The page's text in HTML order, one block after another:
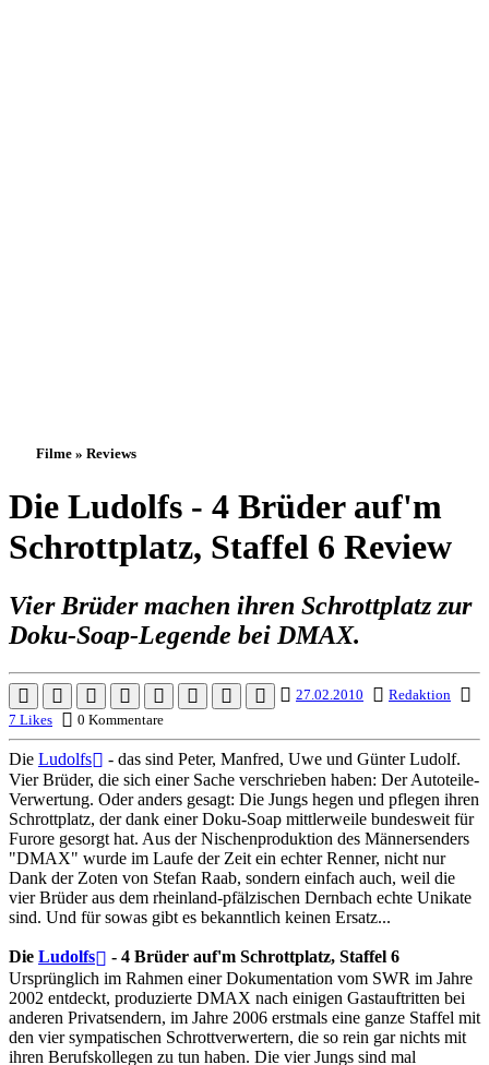
Filme » Reviews
Die Ludolfs - 4 Brüder auf'm
Schrottplatz, Staffel 6 Review
Vier Brüder machen ihren Schrottplatz zur
Doku-Soap-Legende bei DMAX.
27.02.2010
Redaktion
7 Likes
0 Kommentare
Die Ludolfs
- das sind Peter, Manfred, Uwe und Günter Ludolf.
Vier Brüder, die sich einer Sache verschrieben haben: Der Autoteile-
Verwertung. Oder anders gesagt: Die Jungs hegen und pflegen ihren
Schrottplatz, der dank einer Doku-Soap mittlerweile bundesweit für
Furore gesorgt hat. Aus der Nischenproduktion des Männersenders
"DMAX" wurde im Laufe der Zeit ein echter Renner, nicht nur
Dank der Zoten von Stefan Raab, sondern einfach auch, weil die
vier Brüder aus dem rheinland-pfälzischen Dernbach echte Unikate
sind. Und für sowas gibt es bekanntlich keinen Ersatz...
Die Ludolfs
- 4 Brüder auf'm Schrottplatz, Staffel 6
Ursprünglich im Rahmen einer Dokumentation vom SWR im Jahre
2002 entdeckt, produzierte DMAX nach einigen Gastauftritten bei
anderen Privatsendern, im Jahre 2006 erstmals eine ganze Staffel mit
den vier sympatischen Schrottverwertern, die so rein gar nichts mit
ihren Berufskollegen zu tun haben. Die vier Jungs sind mal